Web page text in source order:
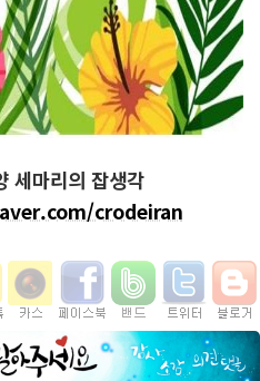
세마리의 잡생각
crodeiran